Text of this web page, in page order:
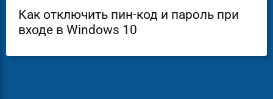
Как отключить пин-код и пароль при
входе в Windows 10